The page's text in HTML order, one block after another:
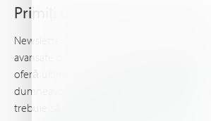
Primiți ultimele știri din Haifa
Newsletter-ul Haifa vă ține la curent cu
avansate din domeniul nutriției plantelor, şi
oferă ultimele noutăţi & evenimente pe care
dumneavoastră şi culturile dumneavoastră
trebuie să cunoaşteţi.